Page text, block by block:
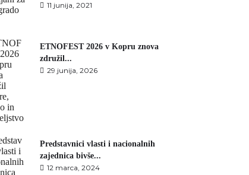
11 junija, 2021
ETNOFEST 2026 v Kopru znova
združil...
29 junija, 2026
Predstavnici vlasti i nacionalnih
zajednica bivše...
12 marca, 2024